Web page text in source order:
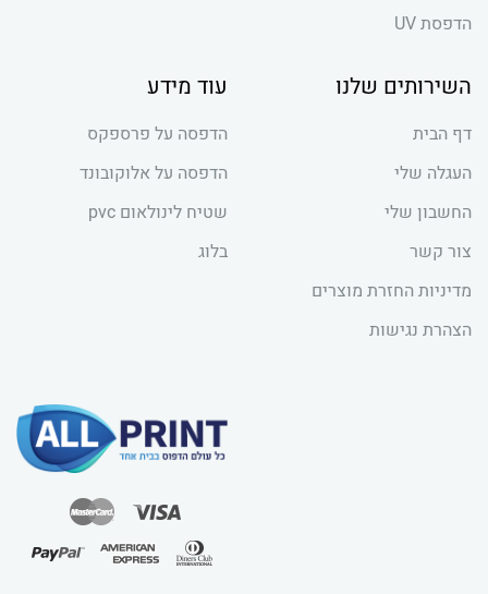
הדפסת UV
השירותים שלנו
דף הבית
העגלה שלי
החשבון שלי
צור קשר
מדיניות החזרת מוצרים
הצהרת נגישות
עוד מידע
הדפסה על פרספקס
הדפסה על אלוקובונד
שטיח לינולאום pvc
בלוג